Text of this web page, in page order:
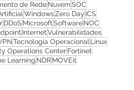
de Rede NuvemSOC
WindowsZero Day ICS
DDoS MicrosoftSoftware NOC
InternetVulnerabilidades
Tecnologia Operacional Linux
Operations Center Fortinet
Learning NDRMOVEit